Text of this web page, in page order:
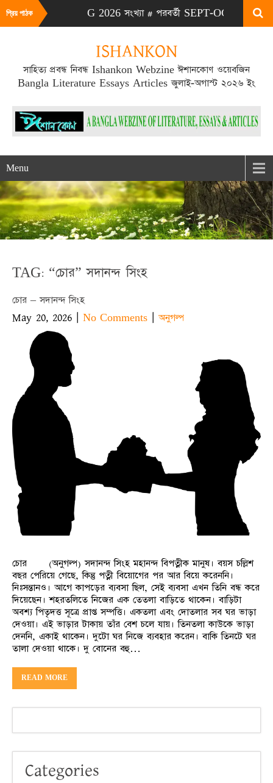
প্রিয় পাঠক
# এটা JULY-AUG 2026 সংখ্যা # পরবর্তী SEPT-OCT 2026
ISHANKON
সাহিত্য প্রবন্ধ নিবন্ধ Ishankon Webzine ঈশানকোণ ওয়েবজিন
Bangla Literature Essays Articles জুলাই-অগাস্ট ২০২৬ ইং
Menu
TAG: “চোর” সদানন্দ সিংহ
চোর – সদানন্দ সিংহ
May 20, 2026 | No Comments |অনুগল্প
চোর (অনুগল্প) সদানন্দ সিংহ মহানন্দ বিপত্নীক মানুষ। বয়স চল্লিশ
বছর পেরিয়ে গেছে, কিন্তু পত্নী বিয়োগের পর আর বিয়ে করেননি।
নিঃসন্তানও। আগে কাপড়ের ব্যবসা ছিল, সেই ব্যবসা এখন তিনি বন্ধ করে
দিয়েছেন। শহরতলিতে নিজের এক তেতলা বাড়িতে থাকেন। বাড়িটা
অবশ্য পিতৃদত্ত সূত্রে প্রাপ্ত সম্পত্তি। একতলা এবং দোতলার সব ঘর ভাড়া
দেওয়া। এই ভাড়ার টাকায় তাঁর বেশ চলে যায়। তিনতলা কাউকে ভাড়া
দেননি, একাই থাকেন। দুটো ঘর নিজে ব্যবহার করেন। বাকি তিনটে ঘর
তালা দেওয়া থাকে। দু বোনের বহু…
READ MORE
Categories